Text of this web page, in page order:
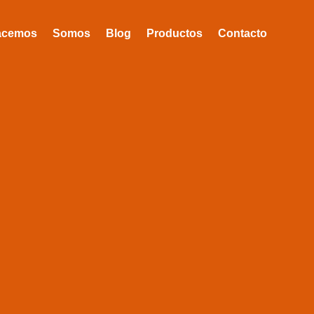
Somos Blog Productos Contacto